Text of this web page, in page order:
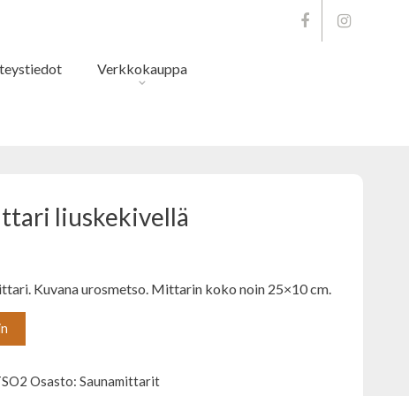
Verkkokauppa
liuskekivellä
Kuvana urosmetso. Mittarin koko noin 25×10 cm.
Osasto: Saunamittarit